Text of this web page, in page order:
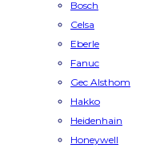
Bosch
Celsa
Eberle
Fanuc
Gec Alsthom
Hakko
Heidenhain
Honeywell